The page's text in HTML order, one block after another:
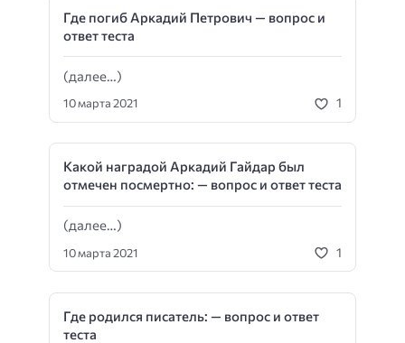
Где погиб Аркадий Петрович — вопрос и
ответ теста
(далее…)
10 марта 2021 1
Какой наградой Аркадий Гайдар был
отмечен посмертно: — вопрос и ответ теста
(далее…)
10 марта 2021 1
Где родился писатель: — вопрос и ответ
теста